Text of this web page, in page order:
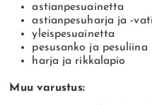
astianpesuainetta
astianpesuharja ja -vati
yleispesuainetta
pesusanko ja pesuliina
harja ja rikkalapio
Muu varustus: